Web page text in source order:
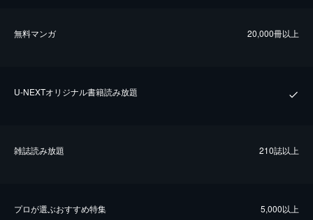
無料マンガ 20,000冊以上
U-NEXTオリジナル書籍読み放題
雑誌読み放題 210誌以上
プロが選ぶおすすめ特集 5,000以上